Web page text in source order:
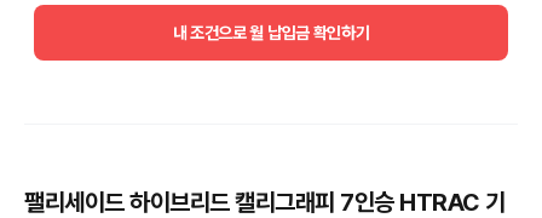
내 조건으로 월 납입금 확인하기
팰리세이드 하이브리드 캘리그래피 7인승 HTRAC 기